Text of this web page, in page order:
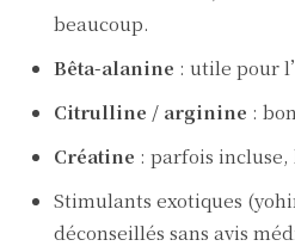
beaucoup.
Bêta-alanine : utile pour
Citrulline / arginine :
Créatine : parfois
Stimulants exotiques
déconseillés sans avis